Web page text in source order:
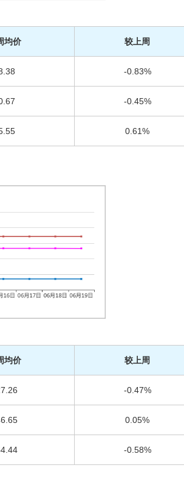
均价 较上周
-0.83%
-0.45%
0.61%
均价 较上周
-0.47%
0.05%
-0.58%